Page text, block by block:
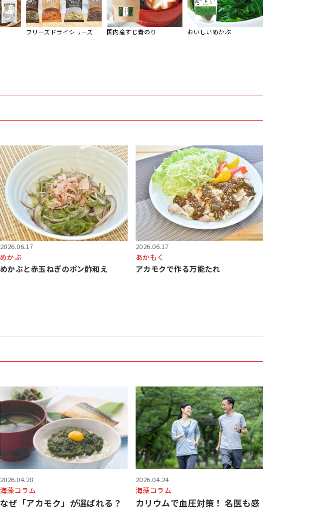
フリーズドライシリーズ 国内産すじ青のり おいしいめかぶ
2026.06.17
めかぶ
めかぶと赤玉ねぎのポン酢和え
2026.06.17
あかもく
アカモクで作る万能たれ
2026.04.28
海藻コラム
なぜ「アカモク」が選ばれる？
2026.04.24
海藻コラム
カリウムで血圧対策！ 名医も感